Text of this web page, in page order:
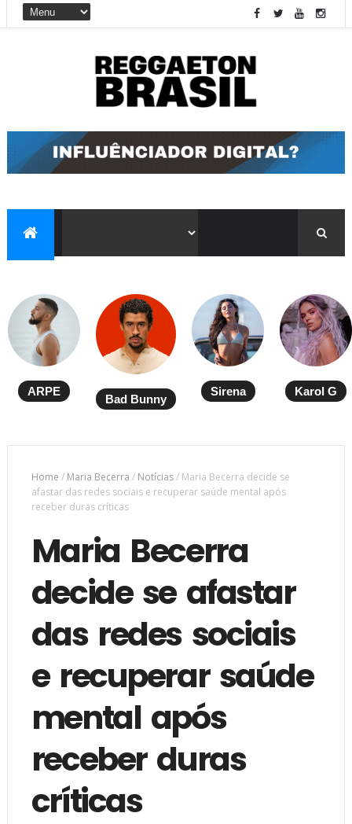
ARPE
Bad Bunny
Sirena Karol G
Home / Maria Becerra / Notícias/ Maria Becerra decide se
afastar das redes sociais e recuperar saúde mental após
receber duras críticas
Maria Becerra
decide se afastar
das redes sociais
e recuperar saúde
mental após
receber duras
críticas